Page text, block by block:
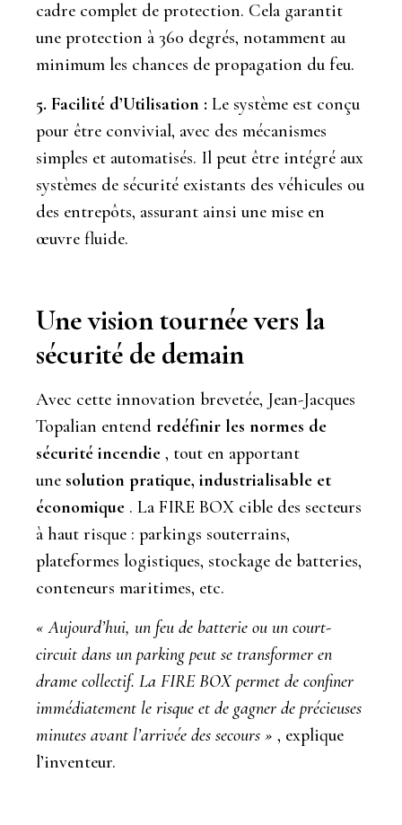
cadre complet de protection. Cela garantit
une protection à 360 degrés, notamment au
minimum les chances de propagation du feu.
5. Facilité d’Utilisation : Le système est conçu
pour être convivial, avec des mécanismes
simples et automatisés. Il peut être intégré aux
systèmes de sécurité existants des véhicules ou
des entrepôts, assurant ainsi une mise en
œuvre fluide.
Une vision tournée vers la
sécurité de demain
Avec cette innovation brevetée, Jean-Jacques
Topalian entend redéfinir les normes de
sécurité incendie , tout en apportant
une solution pratique, industrialisable et
économique . La FIRE BOX cible des secteurs
à haut risque : parkings souterrains,
plateformes logistiques, stockage de batteries,
conteneurs maritimes, etc.
« Aujourd’hui, un feu de batterie ou un court-
circuit dans un parking peut se transformer en
drame collectif. La FIRE BOX permet de confiner
immédiatement le risque et de gagner de précieuses
minutes avant l’arrivée des secours » , explique
l’inventeur.